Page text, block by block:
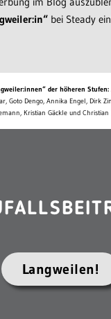
bei Steady
der höheren Stufen:
Goto Dengo, Annika Engel, Dirk
Kristian Gäckle und Christian
Langweilen!